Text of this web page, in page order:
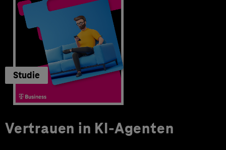
Studie
Vertrauen in KI-Agenten